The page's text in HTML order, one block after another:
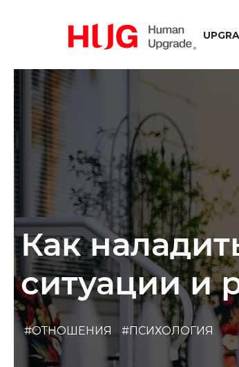
Как
ситуации и
#ОТНОШЕНИЯ #ПСИХОЛОГИЯ